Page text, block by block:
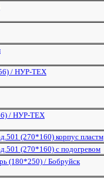
/ НУР-ТЕХ
/ НУР-ТЕХ
(270*160) корпус пластм
(270*160) с подогревом
(180*250) / Бобруйск